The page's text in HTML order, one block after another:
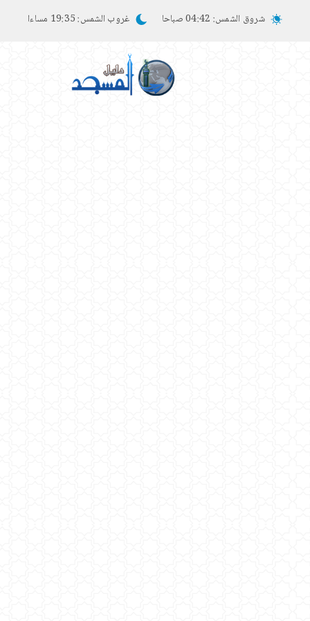
شروق الشمس: 04:42 صباحا غروب الشمس:19:35 مساءا